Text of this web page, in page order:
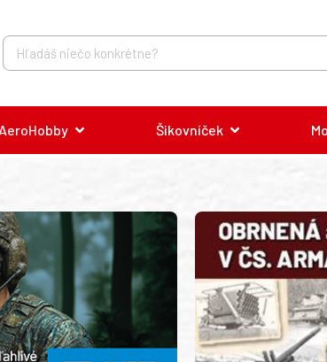
AeroHobby Šikovníček